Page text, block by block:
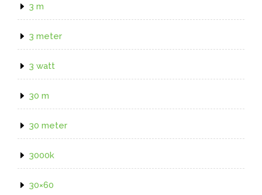
3 m
3 meter
3 watt
30 m
30 meter
3000k
30×60